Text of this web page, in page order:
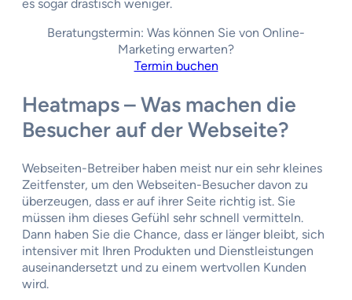
es sogar drastisch weniger.
Beratungstermin: Was können Sie von Online-
Marketing erwarten?
Termin buchen
Heatmaps – Was machen die
Besucher auf der Webseite?
Webseiten-Betreiber haben meist nur ein sehr kleines
Zeitfenster, um den Webseiten-Besucher davon zu
überzeugen, dass er auf ihrer Seite richtig ist. Sie
müssen ihm dieses Gefühl sehr schnell vermitteln.
Dann haben Sie die Chance, dass er länger bleibt, sich
intensiver mit Ihren Produkten und Dienstleistungen
auseinandersetzt und zu einem wertvollen Kunden
wird.